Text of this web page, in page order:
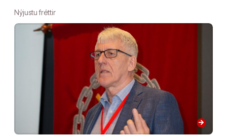
Nýjustu fréttir
arrow_forward